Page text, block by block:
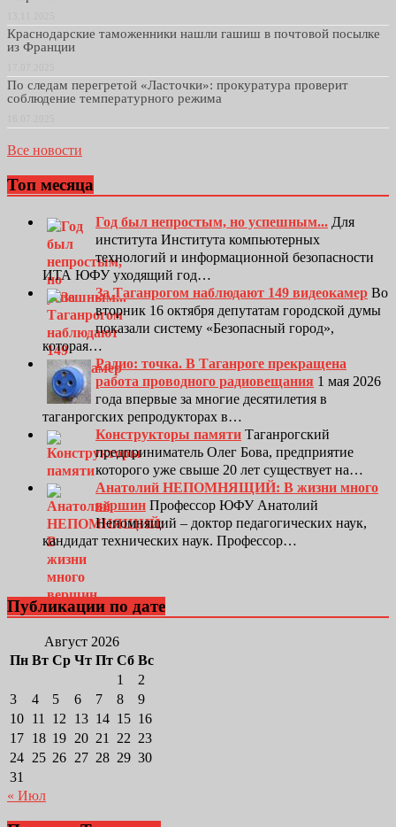
Краснодарские таможенники нашли гашиш в почтовой посылке
из Франции
По следам перегретой «Ласточки»: прокуратура проверит
соблюдение температурного режима
Все новости
Топ месяца
Год был непростым, но успешным... Для
института Института компьютерных
технологий и информационной безопасности
ИТА ЮФУ уходящий год…
За Таганрогом наблюдают 149 видеокамер Во
вторник 16 октября депутатам городской думы
показали систему «Безопасный город»,
которая…
Радио: точка. В Таганроге прекращена
работа проводного радиовещания 1 мая 2026
года впервые за многие десятилетия в
таганрогских репродукторах в…
Конструкторы памяти Таганрогский
предприниматель Олег Бова, предприятие
которого уже свыше 20 лет существует на…
Анатолий НЕПОМНЯЩИЙ: В жизни много
вершин Профессор ЮФУ Анатолий
Непомнящий – доктор педагогических наук,
кандидат технических наук. Профессор…
Публикации по дате
Август 2026
Пн Вт Ср Чт Пт Сб Вс
1
2
3
4 5 6 7 8
9
10 11 12 13 14 15 16
17 18 19 20 21 22 23
24 25 26 27 28 29 30
31
« Июл